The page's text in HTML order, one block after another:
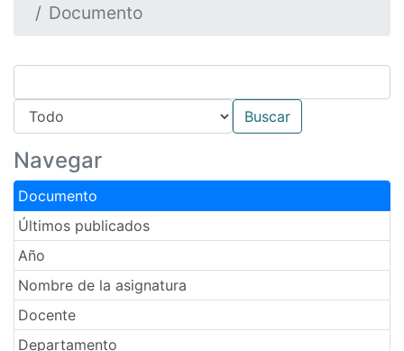
Documento
Navegar
Documento
Últimos publicados
Año
Nombre de la asignatura
Docente
Departamento